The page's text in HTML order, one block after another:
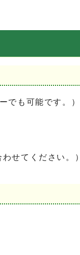
も可能です。）
せてください。）